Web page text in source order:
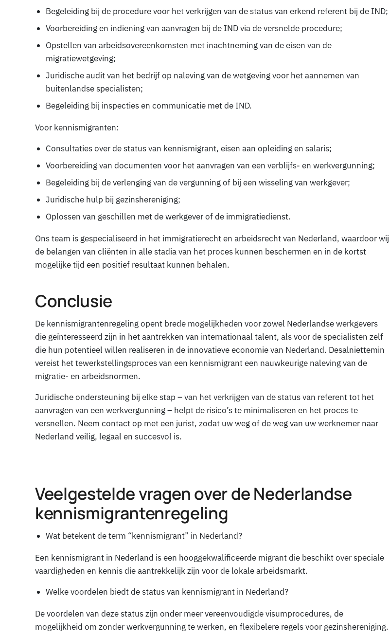
Begeleiding bij de procedure voor het verkrijgen van de status van erkend referent bij de IND;
Voorbereiding en indiening van aanvragen bij de IND via de versnelde procedure;
Opstellen van arbeidsovereenkomsten met inachtneming van de eisen van de
migratiewetgeving;
Juridische audit van het bedrijf op naleving van de wetgeving voor het aannemen van
buitenlandse specialisten;
Begeleiding bij inspecties en communicatie met de IND.
Voor kennismigranten:
Consultaties over de status van kennismigrant, eisen aan opleiding en salaris;
Voorbereiding van documenten voor het aanvragen van een verblijfs- en werkvergunning;
Begeleiding bij de verlenging van de vergunning of bij een wisseling van werkgever;
Juridische hulp bij gezinshereniging;
Oplossen van geschillen met de werkgever of de immigratiedienst.
Ons team is gespecialiseerd in het immigratierecht en arbeidsrecht van Nederland, waardoor wij
de belangen van cliënten in alle stadia van het proces kunnen beschermen en in de kortst
mogelijke tijd een positief resultaat kunnen behalen.
Conclusie
De kennismigrantenregeling opent brede mogelijkheden voor zowel Nederlandse werkgevers
die geïnteresseerd zijn in het aantrekken van internationaal talent, als voor de specialisten zelf
die hun potentieel willen realiseren in de innovatieve economie van Nederland. Desalniettemin
vereist het tewerkstellingsproces van een kennismigrant een nauwkeurige naleving van de
migratie- en arbeidsnormen.
Juridische ondersteuning bij elke stap – van het verkrijgen van de status van referent tot het
aanvragen van een werkvergunning – helpt de risico’s te minimaliseren en het proces te
versnellen. Neem contact op met een jurist, zodat uw weg of de weg van uw werknemer naar
Nederland veilig, legaal en succesvol is.
Veelgestelde vragen over de Nederlandse
kennismigrantenregeling
Wat betekent de term “kennismigrant” in Nederland?
Een kennismigrant in Nederland is een hooggekwalificeerde migrant die beschikt over speciale
vaardigheden en kennis die aantrekkelijk zijn voor de lokale arbeidsmarkt.
Welke voordelen biedt de status van kennismigrant in Nederland?
De voordelen van deze status zijn onder meer vereenvoudigde visumprocedures, de
mogelijkheid om zonder werkvergunning te werken, en flexibelere regels voor gezinshereniging.